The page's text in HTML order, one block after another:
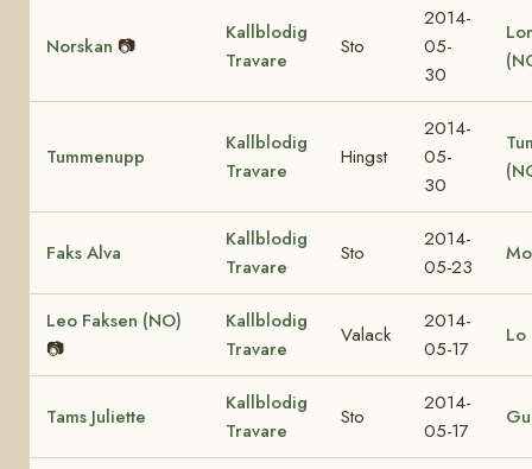
Norskan 📷
Kallblodig
Travare
Sto
2014-
05-
30
Tummenupp
Kallblodig
Travare
Hingst
2014-
05-
30
Faks Alva
Kallblodig
Travare
Sto
2014-
05-23
Leo Faksen (NO)
📷
Kallblodig
Travare
Valack
2014-
05-17
Lo
Tams Juliette
Kallblodig
Travare
Sto
2014-
05-17